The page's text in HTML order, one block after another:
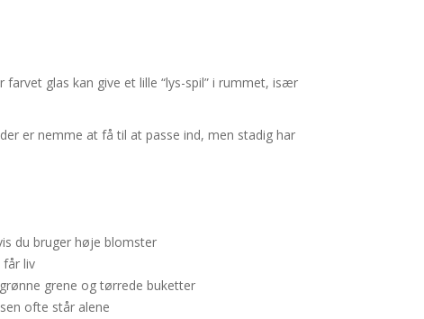
glas kan give et lille “lys-spil” i rummet, især
er nemme at få til at passe ind, men stadig har
du bruger høje blomster
får liv
grene og tørrede buketter
ofte står alene